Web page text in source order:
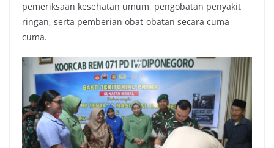
pemeriksaan kesehatan umum, pengobatan penyakit
ringan, serta pemberian obat-obatan secara cuma-
cuma.